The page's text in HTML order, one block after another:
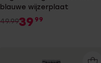
blauwe wijzerplaat
49.9939 99